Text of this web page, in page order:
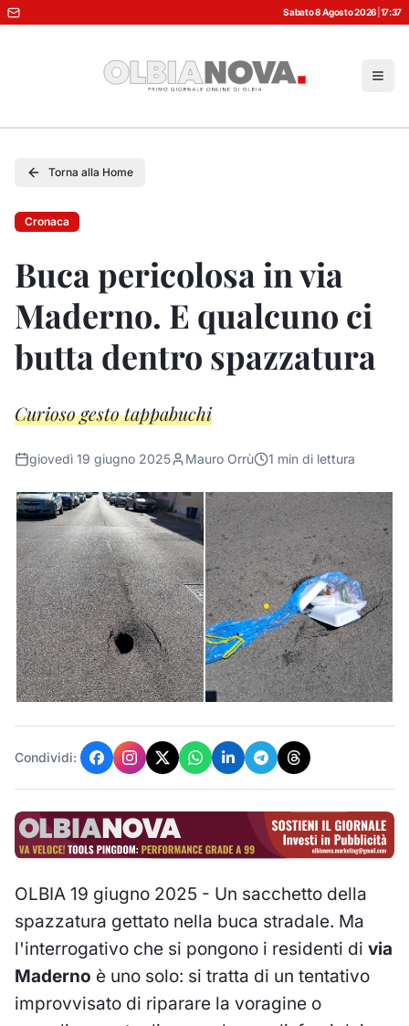
Sabato 8 Agosto 2026 17:37
Torna alla Home
Cronaca
Buca pericolosa in via
Maderno. E qualcuno ci
butta dentro spazzatura
Curioso gesto tappabuchi
giovedì 19 giugno 2025 Mauro Orrù 1 min di lettura
Condividi:
OLBIA 19 giugno 2025 - Un sacchetto della
spazzatura gettato nella buca stradale. Ma
l'interrogativo che si pongono i residenti di via
Maderno è uno solo: si tratta di un tentativo
improvvisato di riparare la voragine o